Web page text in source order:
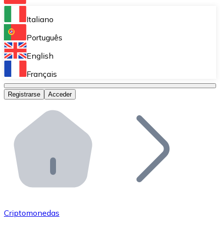
Bitnovo Ramp
Integra nuestra solución en tu plataforma.
Bitnovo Giftcards
Bitnovo OTC
Bitnovo ATM
Integra un ATM Bitnovo en tu negocio y permite que
Bitnovo API
Integra nuestra API en tu ecosistema.
Únete a nuestra red de distribuidores.
Italiano
Português
English
Français
Registrarse Acceder
Criptomonedas